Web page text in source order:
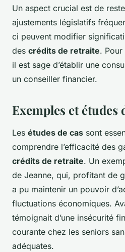
Un aspect crucial est de
ajustements législatifs
ci peuvent modifier
des crédits de retraite. Pour
il est sage d’établir une
un conseiller financier.
Exemples et études
Les études de cas sont
comprendre l’efficacité des
crédits de retraite. Un
de Jeanne, qui, profitant de
a pu maintenir un pouvoir
fluctuations économiques.
témoignait d’une insécurité
courante chez les seniors
adéquates.